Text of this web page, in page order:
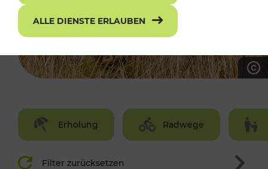
Erholung Radwege
Filter zurücksetzen
ALLE DIENSTE ERLAUBEN